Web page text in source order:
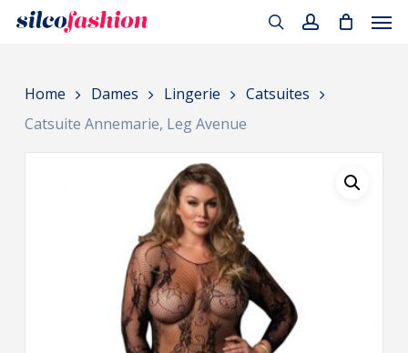
Skip
content
Home Dames Lingerie
Catsuites
Catsuite Annemarie, Leg Avenue